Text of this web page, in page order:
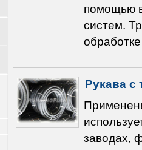
помощью
систем.
Рукава с
заводах,